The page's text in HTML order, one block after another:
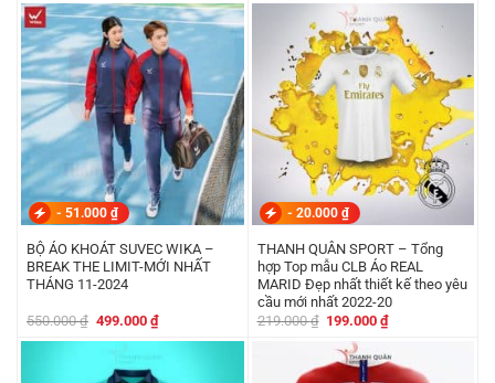
- 51.000 ₫
BỘ ÁO KHOÁT SUVEC WIKA –
BREAK THE LIMIT-MỚI NHẤT
THÁNG 11-2024
550.000₫ Giá
là:
550.000 ₫.
499.000 ₫Giá
hiện
tại
- 20.000 ₫
THANH QUÂN SPORT – Tổng
hợp Top mẫu CLB Áo REAL
MARID Đẹp nhất thiết kế theo yêu
cầu mới nhất 2022-20
219.000₫ Giá
là:
219.000 ₫.
199.000₫Giá
là:
199.000 ₫.